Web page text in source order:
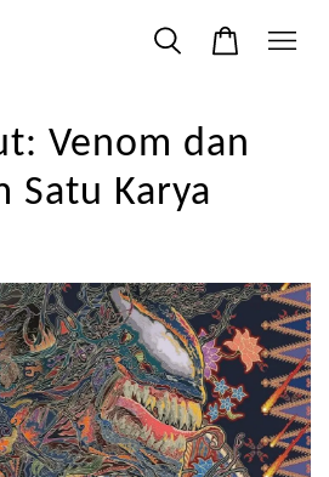
Venom dan
Satu Karya